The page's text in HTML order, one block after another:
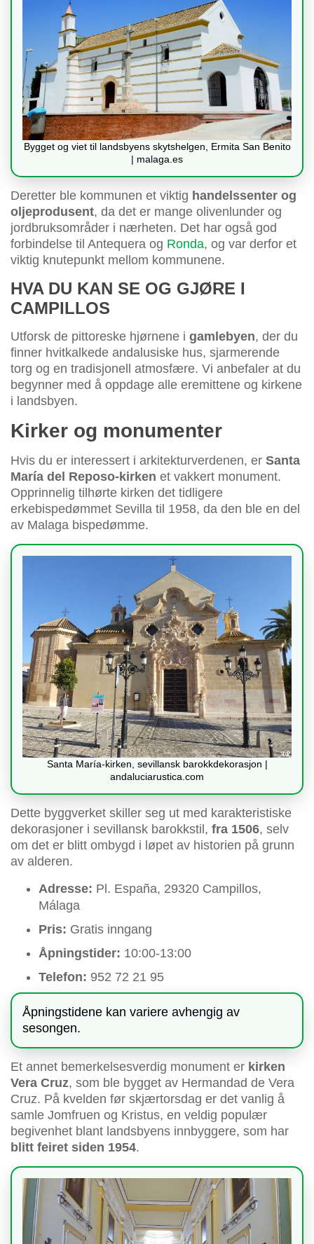
Bygget og viet til landsbyens skytshelgen, Ermita San Benito
| malaga.es
Deretter ble kommunen et viktig handelssenter og
oljeprodusent, da det er mange olivenlunder og
jordbruksområder i nærheten. Det har også god
forbindelse til Antequera og Ronda, og var derfor et
viktig knutepunkt mellom kommunene.
HVA DU KAN SE OG GJØRE I
CAMPILLOS
Utforsk de pittoreske hjørnene i gamlebyen, der du
finner hvitkalkede andalusiske hus, sjarmerende
torg og en tradisjonell atmosfære. Vi anbefaler at du
begynner med å oppdage alle eremittene og kirkene
i landsbyen.
Kirker og monumenter
Hvis du er interessert i arkitekturverdenen, er Santa
María del Reposo-kirken et vakkert monument.
Opprinnelig tilhørte kirken det tidligere
erkebispedømmet Sevilla til 1958, da den ble en del
av Malaga bispedømme.
Santa María-kirken, sevillansk barokkdekorasjon |
andaluciarustica.com
Dette byggverket skiller seg ut med karakteristiske
dekorasjoner i sevillansk barokkstil, fra 1506, selv
om det er blitt ombygd i løpet av historien på grunn
av alderen.
Adresse: Pl. España, 29320 Campillos,
Málaga
Pris: Gratis inngang
Åpningstider: 10:00-13:00
Telefon: 952 72 21 95
Åpningstidene kan variere avhengig av
sesongen.
Et annet bemerkelsesverdig monument er kirken
Vera Cruz, som ble bygget av Hermandad de Vera
Cruz. På kvelden før skjærtorsdag er det vanlig å
samle Jomfruen og Kristus, en veldig populær
begivenhet blant landsbyens innbyggere, som har
blitt feiret siden 1954.